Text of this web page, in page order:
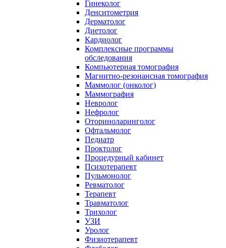
Гинеколог
Денситометрия
Дерматолог
Диетолог
Кардиолог
Комплексные программы
обследования
Компьютерная томография
Магнитно-резонансная томография
Маммолог (онколог)
Маммография
Невролог
Нефролог
Оториноларинголог
Офтальмолог
Педиатр
Проктолог
Процедурный кабинет
Психотерапевт
Пульмонолог
Ревматолог
Терапевт
Травматолог
Трихолог
УЗИ
Уролог
Физиотерапевт